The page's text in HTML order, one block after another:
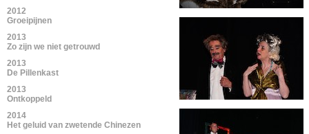
2012
Groeipijnen
2013
Zo zijn we niet getrouwd
2013
De Pillenkast
2013
Ontkoppeld
2014
Het geluid van zwetende Chinezen